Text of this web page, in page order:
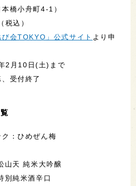
本橋小舟町4-1）
税込）
び会TOKYO」公式サイト より申
2月10日(土)まで
受付終了
：ひめぜん梅
山天 純米大吟醸
別純米酒辛口